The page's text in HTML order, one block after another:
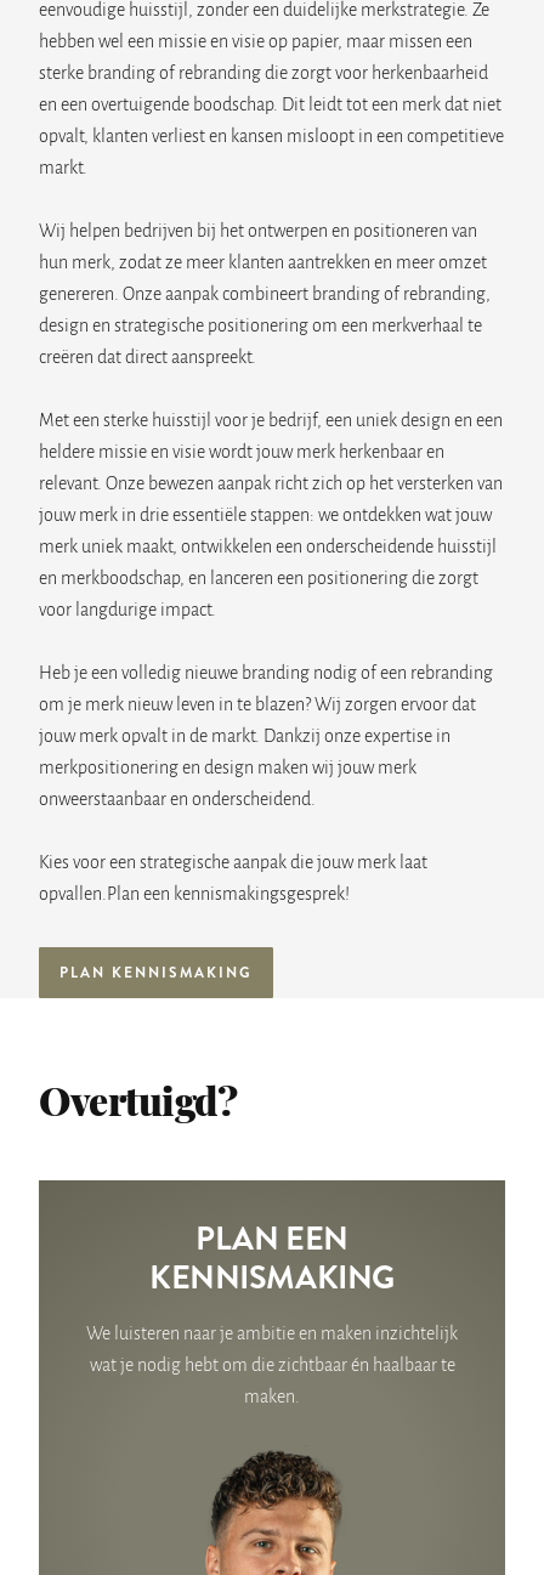
eenvoudige huisstijl, zonder een duidelijke merkstrategie. Ze
hebben wel een missie en visie op papier, maar missen een
sterke branding of rebranding die zorgt voor herkenbaarheid
en een overtuigende boodschap. Dit leidt tot een merk dat niet
opvalt, klanten verliest en kansen misloopt in een competitieve
markt.
Wij helpen bedrijven bij het ontwerpen en positioneren van
hun merk, zodat ze meer klanten aantrekken en meer omzet
genereren. Onze aanpak combineert branding of rebranding,
design en strategische positionering om een merkverhaal te
creëren dat direct aanspreekt.
Met een sterke huisstijl voor je bedrijf, een uniek design en een
heldere missie en visie wordt jouw merk herkenbaar en
relevant. Onze bewezen aanpak richt zich op het versterken van
jouw merk in drie essentiële stappen: we ontdekken wat jouw
merk uniek maakt, ontwikkelen een onderscheidende huisstijl
en merkboodschap, en lanceren een positionering die zorgt
voor langdurige impact.
Heb je een volledig nieuwe branding nodig of een rebranding
om je merk nieuw leven in te blazen? Wij zorgen ervoor dat
jouw merk opvalt in de markt. Dankzij onze expertise in
merkpositionering en design maken wij jouw merk
onweerstaanbaar en onderscheidend.
Kies voor een strategische aanpak die jouw merk laat
opvallen.Plan een kennismakingsgesprek!
PLAN KENNISMAKING
Overtuigd?
PLAN EEN
KENNISMAKING
We luisteren naar je ambitie en maken inzichtelijk
wat je nodig hebt om die zichtbaar én haalbaar te
maken.